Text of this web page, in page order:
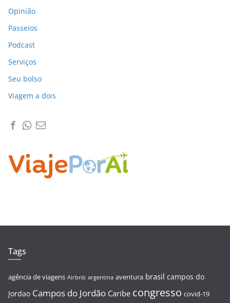
Opinião
Passeios
Podcast
Serviços
Seu bolso
Viagem a dois
Tags
agência de viagens Airbnb argentina aventura brasil campos do
Jordao Campos do Jordão Caribe congresso covid-19